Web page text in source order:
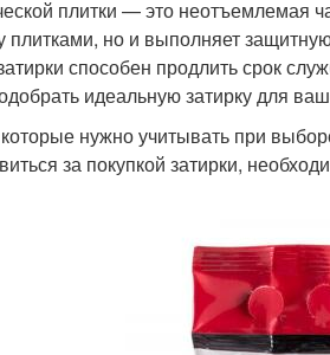
плитки — это неотъемлемая
но и выполняет
способен продлить срок
идеальную затирку для
нужно учитывать при
за покупкой затирки,